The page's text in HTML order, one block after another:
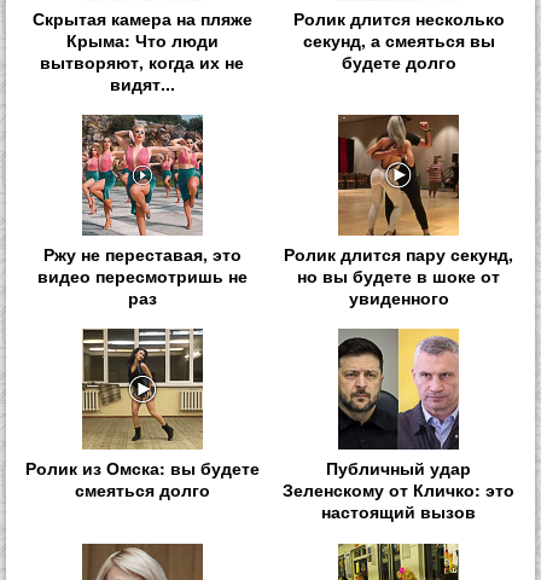
Скрытая камера на пляже
Крыма: Что люди
вытворяют, когда их не
видят...
Ролик длится несколько
секунд, а смеяться вы
будете долго
Ржу не переставая, это
видео пересмотришь не
раз
Ролик длится пару секунд,
но вы будете в шоке от
увиденного
Ролик из Омска: вы будете
смеяться долго
Публичный удар
Зеленскому от Кличко: это
настоящий вызов